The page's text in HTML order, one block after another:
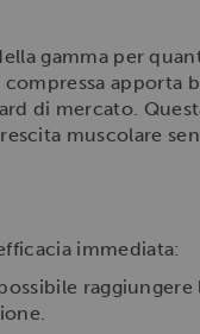
gamma per
apporta
di mercato.
muscolare
immediata: